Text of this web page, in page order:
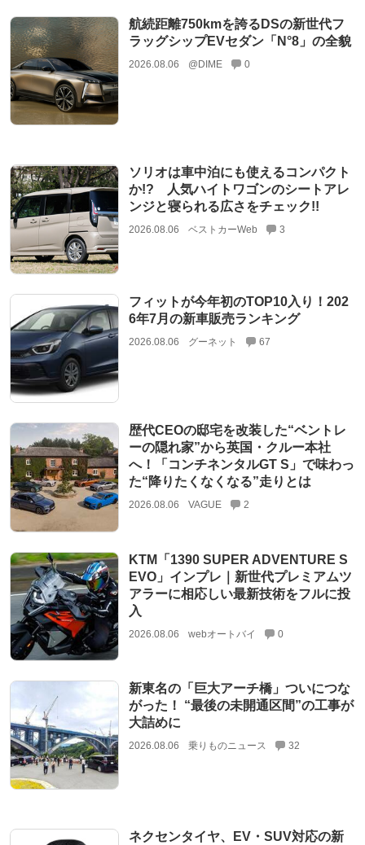
航続距離750kmを誇るDSの新世代フ
ラッグシップEVセダン「N°8」の全貌
2026.08.06 @DIME 0
ソリオは車中泊にも使えるコンパクト
か!? 人気ハイトワゴンのシートアレ
ンジと寝られる広さをチェック!!
2026.08.06 ベストカーWeb 3
フィットが今年初のTOP10入り！202
6年7月の新車販売ランキング
2026.08.06 グーネット 67
歴代CEOの邸宅を改装した“ベントレ
ーの隠れ家”から英国・クルー本社
へ！「コンチネンタルGT S」で味わっ
た“降りたくなくなる”走りとは
2026.08.06 VAGUE 2
KTM「1390 SUPER ADVENTURE S
EVO」インプレ｜新世代プレミアムツ
アラーに相応しい最新技術をフルに投
入
2026.08.06 webオートバイ 0
新東名の「巨大アーチ橋」ついにつな
がった！ “最後の未開通区間”の工事が
大詰めに
2026.08.06 乗りものニュース 32
ネクセンタイヤ、EV・SUV対応の新